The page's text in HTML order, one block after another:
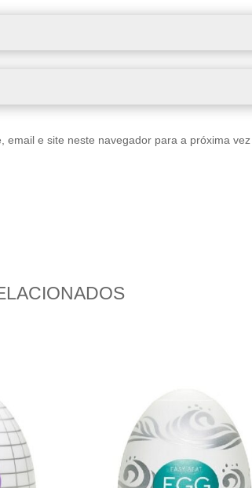
email e site neste navegador para a próxima